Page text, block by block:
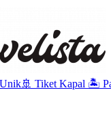
Unik🚢 Tiket Kapal 🏝️